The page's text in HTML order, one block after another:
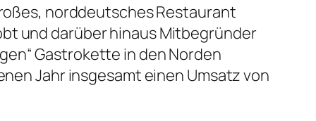
norddeutsches Restaurant
und darüber hinaus Mitbegründer
Gastrokette in den Norden
Jahr insgesamt einen Umsatz von